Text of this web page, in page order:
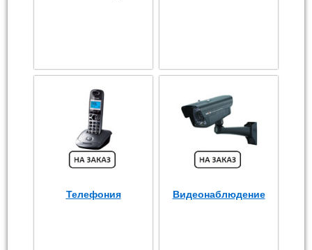
Телефония Видеонаблюдение